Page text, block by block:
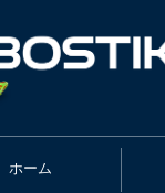
ホーム